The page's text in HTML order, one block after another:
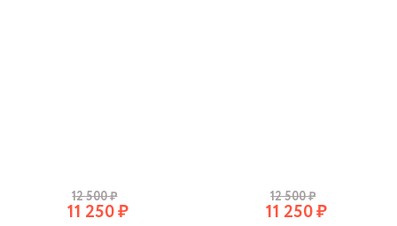
12 500₽
11 250₽
12 500₽
11 250₽